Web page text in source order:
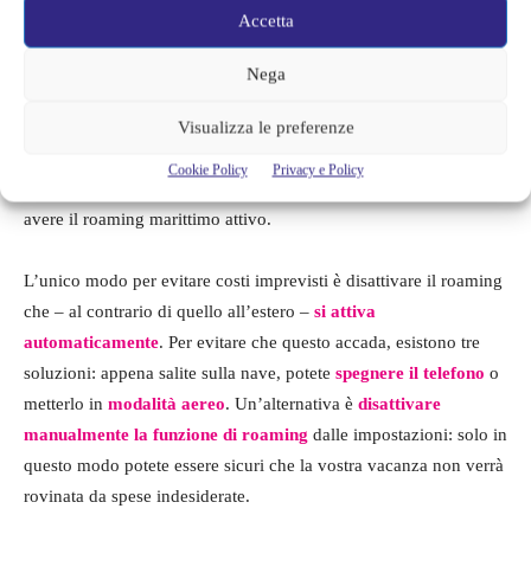
Accetta
Nega
Visualizza le preferenze
Cookie Policy Privacy e Policy
, sottraendo molti soldi dal vostro credito telefonico. Basta
con50 centesimi allo scatto
avere il roaming marittimo attivo.
L’unico modo per evitare costi imprevisti è disattivare il roaming
che – al contrario di quello all’estero – si attiva
automaticamente. Per evitare che questo accada, esistono tre
soluzioni: appena salite sulla nave, potete spegnere il telefono o
metterlo in modalità aereo. Un’alternativa è disattivare
manualmente la funzione di roaming dalle impostazioni: solo in
questo modo potete essere sicuri che la vostra vacanza non verrà
rovinata da spese indesiderate.